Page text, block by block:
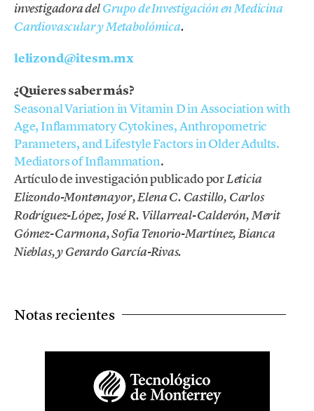
investigadora delGrupo de Investigación en Medicina
Cardiovascular y Metabolómica.
lelizond@itesm.mx
¿Quieres saber más?
Seasonal Variation in Vitamin D in Association with
Age, Inflammatory Cytokines, Anthropometric
Parameters, and Lifestyle Factors in Older Adults.
Mediators of Inflammation.
Artículo de investigación publicado porLeticia
Elizondo-Montemayor, Elena C. Castillo, Carlos
Rodríguez-López, José R. Villarreal-Calderón, Merit
Gómez-Carmona, Sofia Tenorio-Martínez, Bianca
Nieblas, y Gerardo García-Rivas.
Notas recientes